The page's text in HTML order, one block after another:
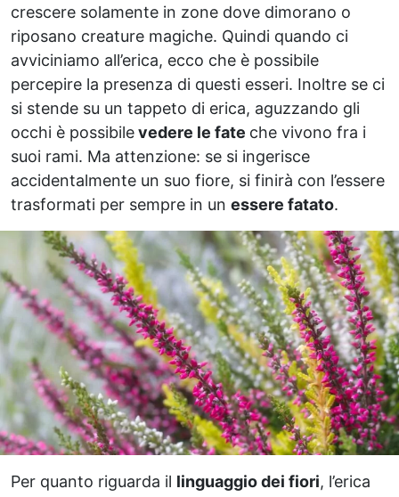
crescere solamente in zone dove dimorano o
riposano creature magiche. Quindi quando ci
avviciniamo all’erica, ecco che è possibile
percepire la presenza di questi esseri. Inoltre se ci
si stende su un tappeto di erica, aguzzando gli
occhi è possibilevedere le fate che vivono fra i
suoi rami. Ma attenzione: se si ingerisce
accidentalmente un suo fiore, si finirà con l’essere
trasformati per sempre in un essere fatato.
Per quanto riguarda il linguaggio dei fiori, l’erica